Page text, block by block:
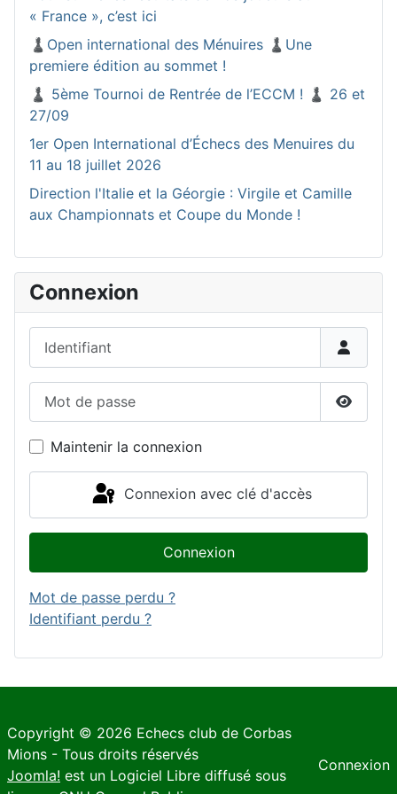
« France », c’est ici
♟️Open international des Ménuires ♟️Une
premiere édition au sommet !
♟️ 5ème Tournoi de Rentrée de l’ECCM ! ♟️ 26 et
27/09
1er Open International d’Échecs des Menuires du
11 au 18 juillet 2026
Direction l'Italie et la Géorgie : Virgile et Camille
aux Championnats et Coupe du Monde !
Connexion
Maintenir la connexion
Connexion avec clé d'accès
Connexion
Mot de passe perdu ?
Identifiant perdu ?
Copyright © 2026 Echecs club de Corbas
Mions - Tous droits réservés
Joomla! est un Logiciel Libre diffusé sous
Connexion